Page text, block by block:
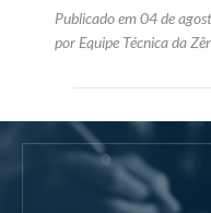
Publicado em 04 de
por Equipe Técnica da